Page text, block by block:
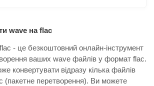
wave на flac
- це безкоштовний онлайн-інструмент
ваших wave файлів у формат flac.
конвертувати відразу кілька файлів
(пакетне перетворення). Ви можете